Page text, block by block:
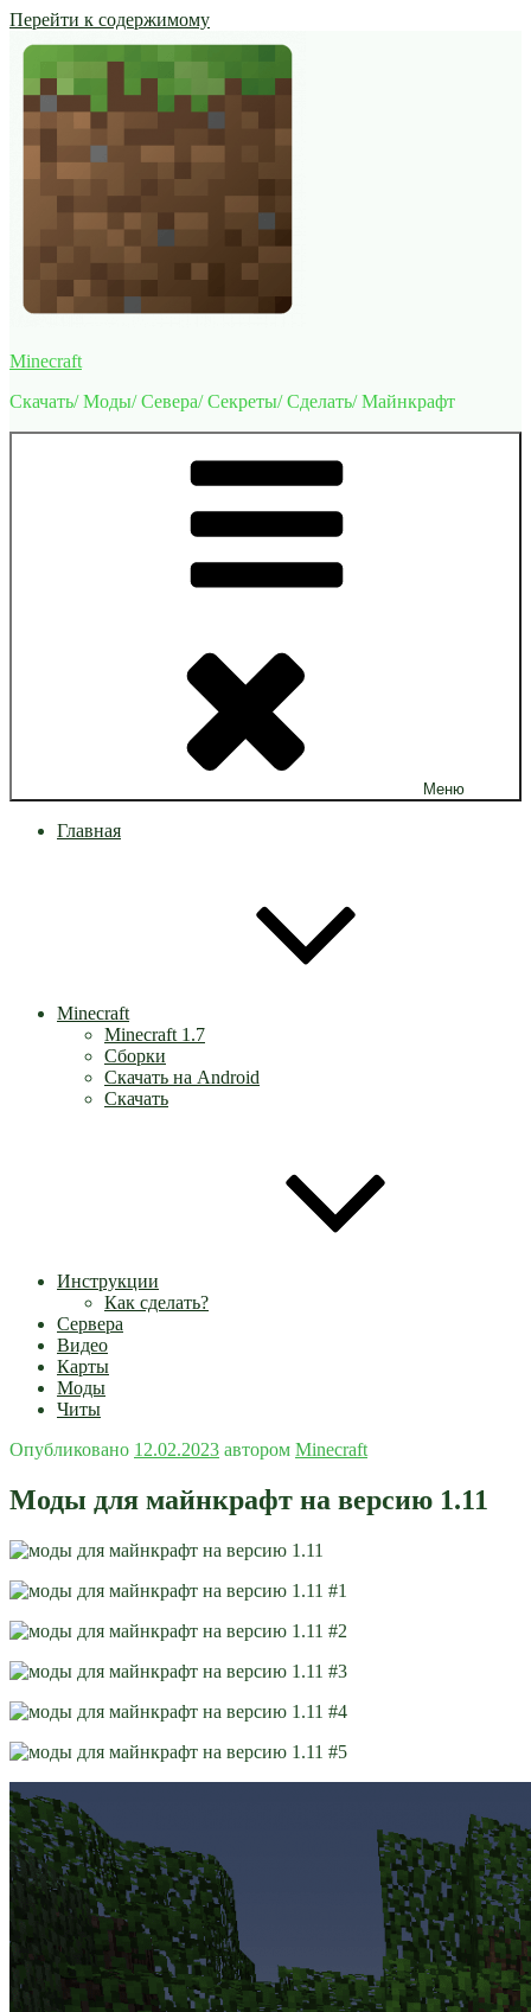
Перейти к содержимому
Minecraft
Скачать/ Моды/ Севера/ Секреты/ Сделать/ Майнкрафт
Меню
Главная
Minecraft
Minecraft 1.7
Сборки
Скачать на Android
Скачать
Инструкции
Как сделать?
Сервера
Видео
Карты
Моды
Читы
Опубликовано 12.02.2023 автором Minecraft
Моды для майнкрафт на версию 1.11